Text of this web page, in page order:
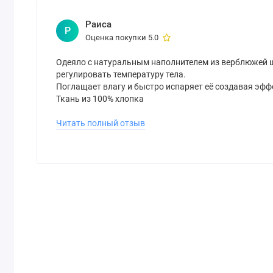
Р
Раиса
Оценка покупки 5.0
Одеяло с натуральным наполнителем из верблюжей
регулировать температуру тела.
Поглащает влагу и быстро испаряет её создавая
Ткань из 100% хлопка
Одеяло упаковано в пакет с молнией, есть ручка
Читать полный отзыв